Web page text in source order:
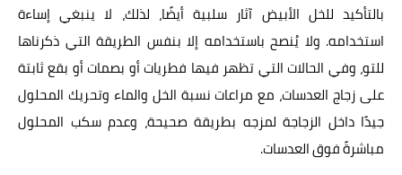
بالتأكيد للخل الأبيض آثار سلبية أيضًا، لذلك، لا ينبغي إساءة
استخدامه. ولا يُنصح باستخدامه إلا بنفس الطريقة التي ذكرناها
للتو، وفي الحالات التي تظهر فيها فطريات أو بصمات أو بقع ثابتة
على زجاج العدسات، مع مراعات نسبة الخل والماء وتحريك المحلول
جيدًا داخل الزجاجة لمزجه بطريقة صحيحة، وعدم سكب المحلول
مباشرةً فوق العدسات.